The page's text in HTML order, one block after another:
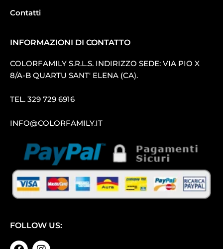
Contatti
INFORMAZIONI DI CONTATTO
COLORFAMILY S.R.L.S. INDIRIZZO SEDE: VIA PIO X
8/A-B QUARTU SANT′ ELENA (CA).
TEL. 329 729 6916
INFO@COLORFAMILY.IT
FOLLOW US: